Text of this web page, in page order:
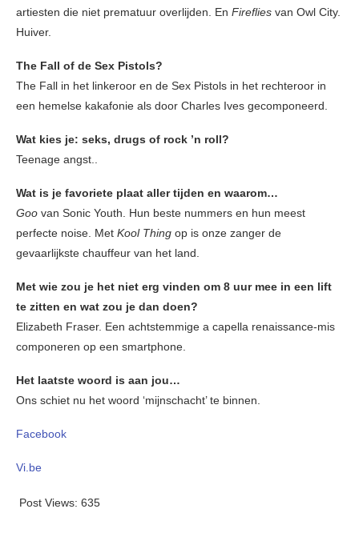
artiesten die niet prematuur overlijden. En Fireflies van Owl City.
Huiver.
The Fall of de Sex Pistols?
The Fall in het linkeroor en de Sex Pistols in het rechteroor in
een hemelse kakafonie als door Charles Ives gecomponeerd.
Wat kies je: seks, drugs of rock ’n roll?
Teenage angst..
Wat is je favoriete plaat aller tijden en waarom…
Goo van Sonic Youth. Hun beste nummers en hun meest
perfecte noise. Met Kool Thing op is onze zanger de
gevaarlijkste chauffeur van het land.
Met wie zou je het niet erg vinden om 8 uur mee in een lift
te zitten en wat zou je dan doen?
Elizabeth Fraser. Een achtstemmige a capella renaissance-mis
componeren op een smartphone.
Het laatste woord is aan jou…
Ons schiet nu het woord ‘mijnschacht’ te binnen.
Facebook
Vi.be
Post Views: 635